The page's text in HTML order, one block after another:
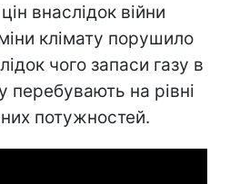
внаслідок війни
клімату порушило
чого запаси газу в
перебувають на рівні
потужностей.